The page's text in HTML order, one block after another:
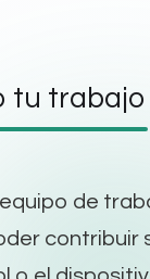
tu trabajo
de
contribuir